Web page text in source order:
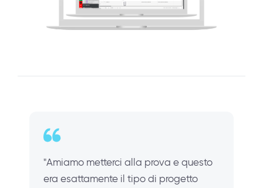
"Amiamo metterci alla prova e questo
era esattamente il tipo di progetto